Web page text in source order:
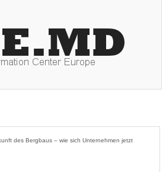
des Bergbaus – wie sich Unternehmen jetzt